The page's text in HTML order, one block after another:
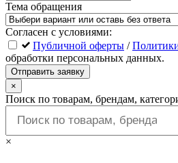
Тема обращения
Согласен с условиями:
Публичной оферты /
обработки персональных данных.
Отправить заявку
×
Поиск по товарам, брендам,
×